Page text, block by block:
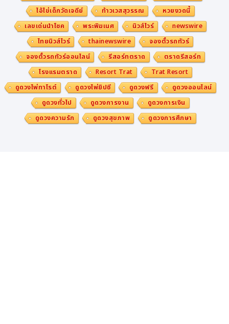
ไอ้ไข่เด็กวัดเจดีย์
ท้าวเวสสุวรรณ
หวยงวดนี้
เลขเด่นนำโชค
พระพิฆเนศ นิวส์ไวร์
newswire
ไทยนิวส์ไวร์
thainewswire
จองตั๋วรถทัวร์
จองตั๋วรถทัวร์ออนไลน์
รีสอร์ทตราด
ตราดรีสอร์ท
โรงแรมตราด
Resort Trat
Trat Resort
ดูดวงไพ่ทาโรต์
ดูดวงไพ่ยิปซี ดูดวงฟรี
ดูดวงออนไลน์
ดูดวงทั่วไป
ดูดวงการงาน
ดูดวงการเงิน
ดูดวงความรัก
ดูดวงสุขภาพ ดูดวงการศึกษา